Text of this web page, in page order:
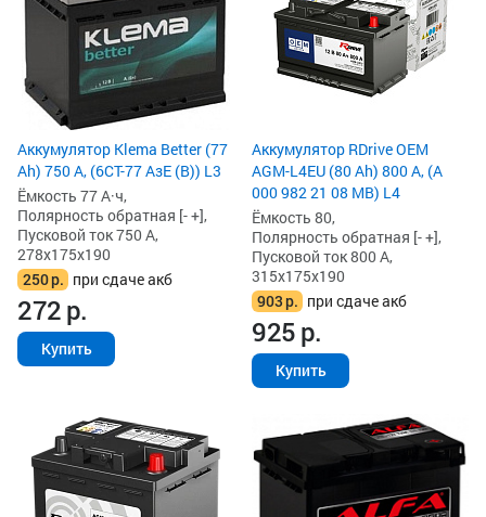
Аккумулятор Klema Better (77
Ah) 750 А, (6СТ-77 АзЕ (B)) L3
Ёмкость 77 А·ч,
Полярность обратная [- +],
Пусковой ток 750 А,
278x175x190
250р. при сдаче акб
272р.
Купить
Аккумулятор RDrive OEM
AGM-L4EU (80 Ah) 800 А, (A
000 982 21 08 MB) L4
Ёмкость 80,
Полярность обратная [- +],
Пусковой ток 800 А,
315x175x190
903р. при сдаче акб
925р.
Купить